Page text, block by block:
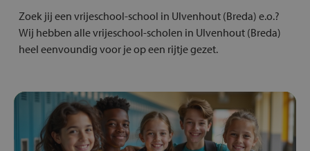
Zoek jij een vrijeschool-school in Ulvenhout (Breda) e.o.?
Wij hebben alle vrijeschool-scholen in Ulvenhout (Breda)
heel eenvoundig voor je op een rijtje gezet.